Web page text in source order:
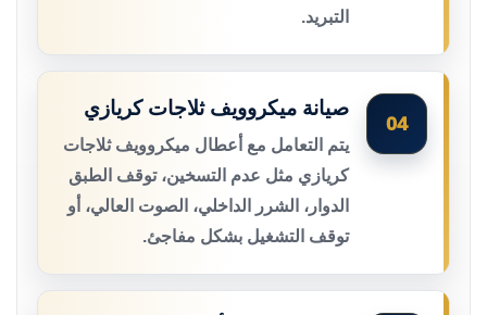
التبريد.
04
صيانة ميكروويف ثلاجات كريازي
يتم التعامل مع أعطال ميكروويف ثلاجات
كريازي مثل عدم التسخين، توقف الطبق
الدوار، الشرر الداخلي، الصوت العالي، أو
توقف التشغيل بشكل مفاجئ.